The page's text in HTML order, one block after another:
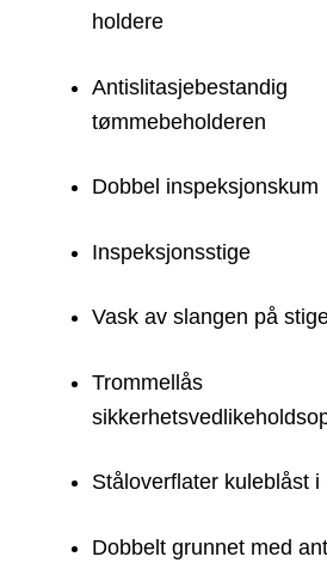
holdere
tømmebeholderen
Dobbel inspeksjonskum
Inspeksjonsstige
Vask av slangen på
Ståloverflater kuleblåst i
Dobbelt grunnet med